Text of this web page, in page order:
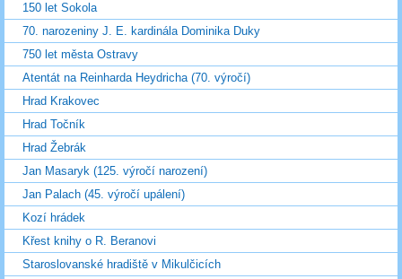
150 let Sokola
70. narozeniny J. E. kardinála Dominika Duky
750 let města Ostravy
Atentát na Reinharda Heydricha (70. výročí)
Hrad Krakovec
Hrad Točník
Hrad Žebrák
Jan Masaryk (125. výročí narození)
Jan Palach (45. výročí upálení)
Kozí hrádek
Křest knihy o R. Beranovi
Staroslovanské hradiště v Mikulčicích